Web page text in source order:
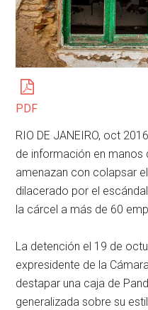
PDF
RIO DE JANEIRO, oct
de información en manos
amenazan con colapsar
dilacerado por el
la cárcel a más de 60
La detención el 19 de
expresidente de la
destapar una caja de
generalizada sobre su